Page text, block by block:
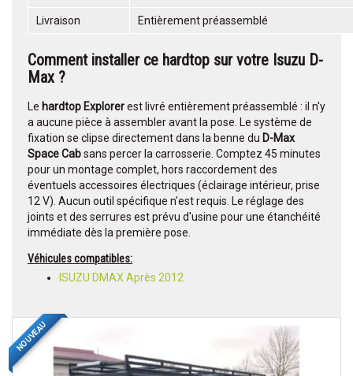
Livraison Entièrement préassemblé
Comment installer ce hardtop sur votre Isuzu D-
Max ?
Le hardtop Explorerest livré entièrement préassemblé : il n'y
a aucune pièce à assembler avant la pose. Le système de
fixation se clipse directement dans la benne du D-Max
Space Cabsans percer la carrosserie. Comptez 45 minutes
pour un montage complet, hors raccordement des
éventuels accessoires électriques (éclairage intérieur, prise
12 V). Aucun outil spécifique n'est requis. Le réglage des
joints et des serrures est prévu d'usine pour une étanchéité
immédiate dès la première pose.
Véhicules compatibles:
ISUZU DMAX Après 2012
NOUVEAU